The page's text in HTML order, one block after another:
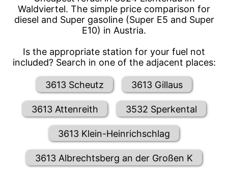
Waldviertel. The simple price comparison for
diesel and Super gasoline (Super E5 and Super
E10) in Austria.
Is the appropriate station for your fuel not
included? Search in one of the adjacent places:
3613 Scheutz 3613 Gillaus
3613 Attenreith 3532 Sperkental
3613 Klein-Heinrichschlag
3613 Albrechtsberg an der Großen K